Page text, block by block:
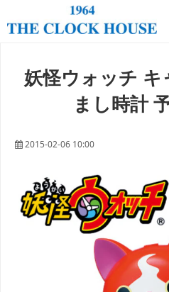
THE CLOCK HOUSE
ランキ
採用情
オンライン
店舗リ
妖怪ウォッチ
まし時計
2015-02-06 10:00